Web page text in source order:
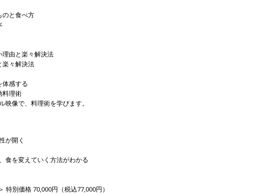
のと食べ方
理由と楽々解決法
楽々解決法
体感する
料理術
像で、料理術を学びます。
が開く
食を変えていく方法がわかる
特別価格 70,000円（税込77,000円）